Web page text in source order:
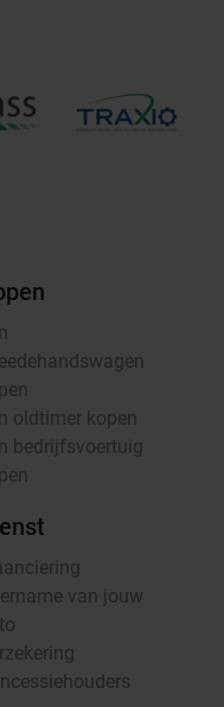
oldtimer kopen
bedrijfsvoertuig
van jouw